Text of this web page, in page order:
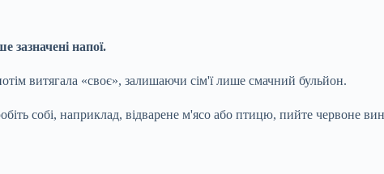
зазначені напої.
витягала «своє», залишаючи сім'ї лише смачний бульйон.
собі, наприклад, відварене м'ясо або птицю, пийте червоне